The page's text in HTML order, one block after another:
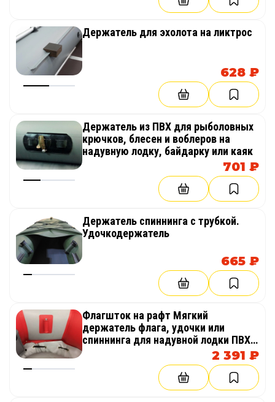
прочная ткань, сварная
Комфорт использования:
кокпит позволяет не опасаться заливания
лодки водой при прохождении порогов
Держатель для эхолота на ликтрос
628 ₽
Держатель из ПВХ для рыболовных
крючков, блесен и воблеров на
надувную лодку, байдарку или каяк
701 ₽
Держатель спиннинга с трубкой.
Удочкодержатель
665 ₽
Флагшток на рафт Мягкий
держатель флага, удочки или
спиннинга для надувной лодки ПВХ,
2 391 ₽